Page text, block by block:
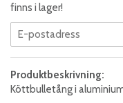
finns i lager!
Produktbeskrivning:
Köttbulletång i